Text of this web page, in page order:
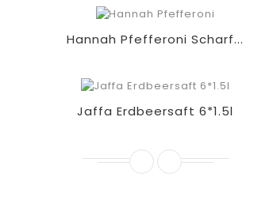
Hannah Pfefferoni Scharf...
Jaffa Erdbeersaft 6*1.5l